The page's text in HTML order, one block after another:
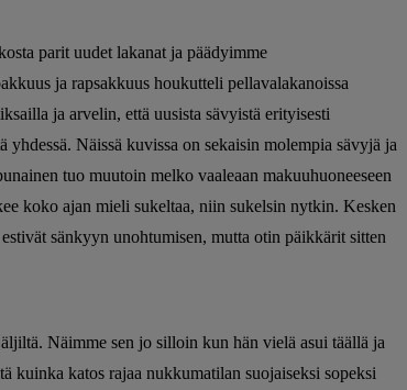
parit uudet lakanat ja päädyimme
ja rapsakkuus houkutteli pellavalakanoissa
ja arvelin, että uusista sävyistä erityisesti
yhdessä. Näissä kuvissa on sekaisin molempia sävyjä ja
tuo muutoin melko vaaleaan makuuhuoneeseen
koko ajan mieli sukeltaa, niin sukelsin nytkin. Kesken
sänkyyn unohtumisen, mutta otin päikkärit sitten
Näimme sen jo silloin kun hän vielä asui täällä ja
kuinka katos rajaa nukkumatilan suojaiseksi sopeksi